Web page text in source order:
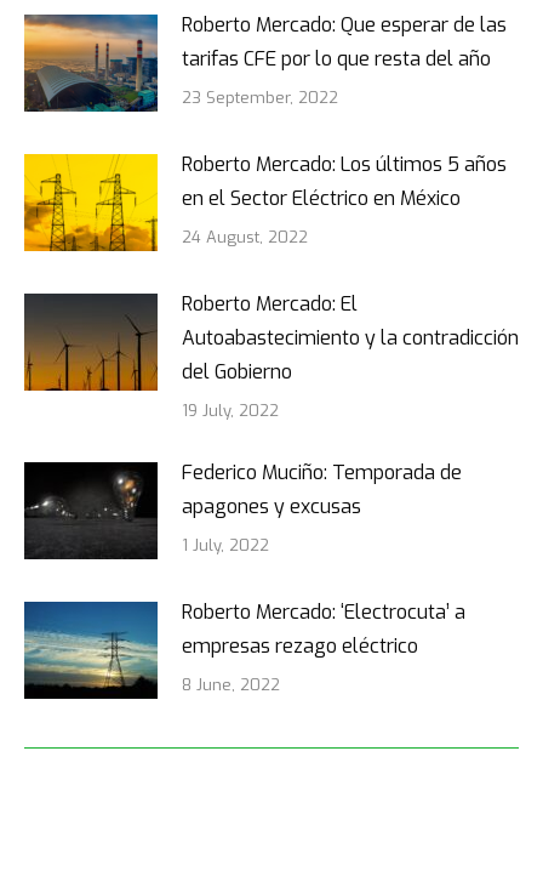
Roberto Mercado: Que esperar de las
tarifas CFE por lo que resta del año
23 September, 2022
Roberto Mercado: Los últimos 5 años
en el Sector Eléctrico en México
24 August, 2022
Roberto Mercado: El
Autoabastecimiento y la contradicción
del Gobierno
19 July, 2022
Federico Muciño: Temporada de
apagones y excusas
1 July, 2022
Roberto Mercado: ‘Electrocuta’ a
empresas rezago eléctrico
8 June, 2022